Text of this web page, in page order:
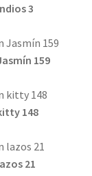
3
159
148
21